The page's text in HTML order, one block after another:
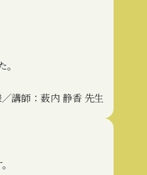
講師：薮内 静香 先生